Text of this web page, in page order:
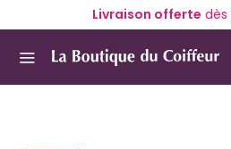
Livraison offerte dès